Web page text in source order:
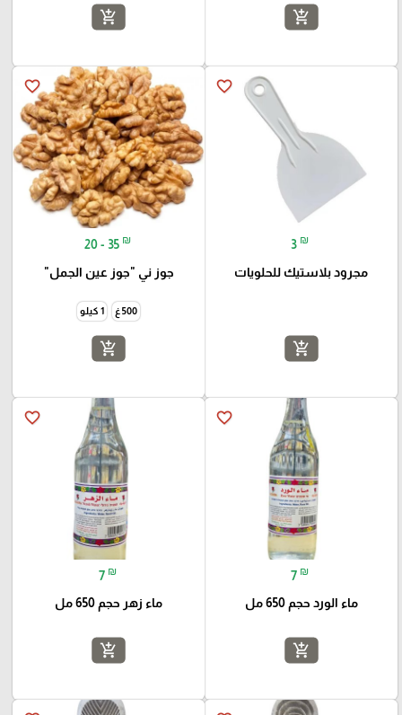
add_shopping_cart
add_shopping_cart
favorite_border
3 ₪
مجرود بلاستيك للحلويات
add_shopping_cart
favorite_border
20 - 35 ₪
جوز ني "جوز عين الجمل"
500 غ 1 كيلو
add_shopping_cart
favorite_border
7 ₪
ماء الورد حجم 650 مل
add_shopping_cart
favorite_border
7 ₪
ماء زهر حجم 650 مل
add_shopping_cart